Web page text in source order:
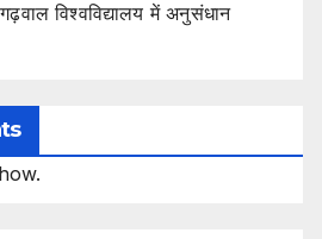
विश्वविद्यालय में अनुसंधान